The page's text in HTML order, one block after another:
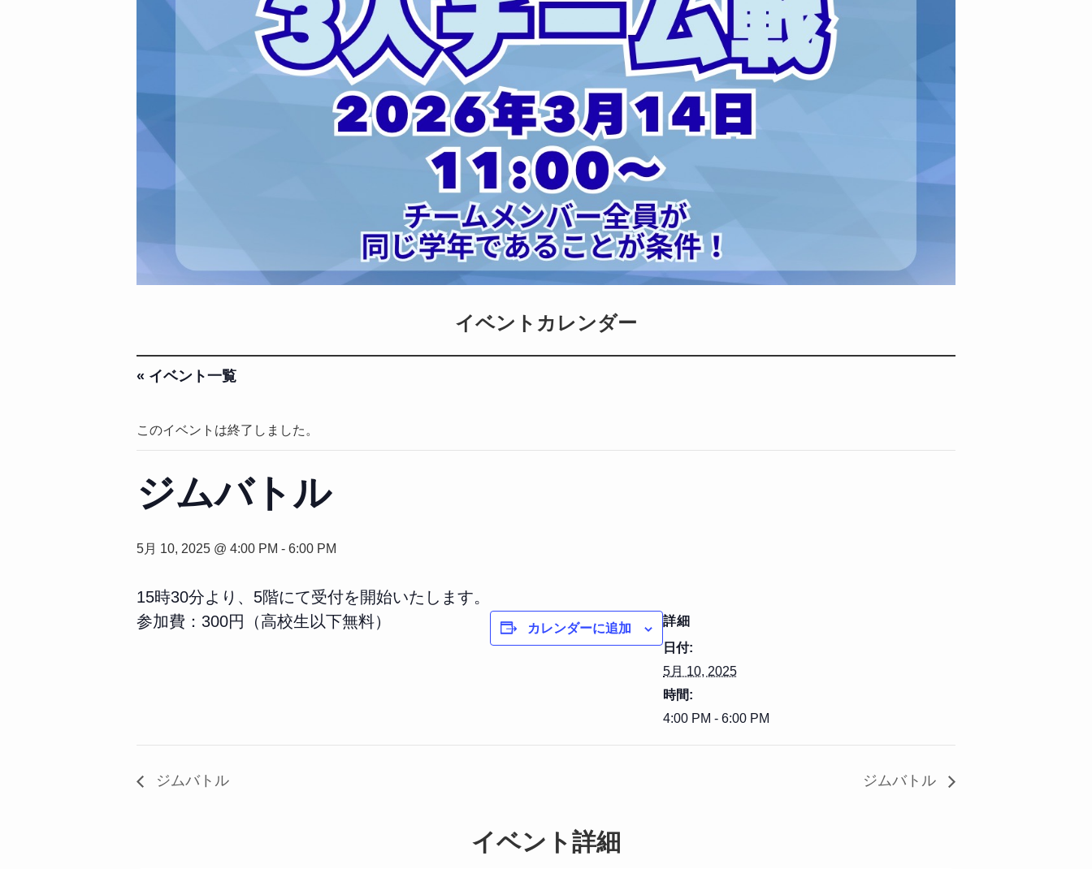
イベントカレンダー
« イベント一覧
このイベントは終了しました。
ジムバトル
5月 10, 2025 @ 4:00 PM - 6:00 PM
15時30分より、5階にて受付を開始いたします。
参加費：300円（高校生以下無料）
カレンダーに追加
詳細
日付:
5月 10, 2025
時間:
4:00 PM - 6:00 PM
ジムバトル ジムバトル
イベント詳細